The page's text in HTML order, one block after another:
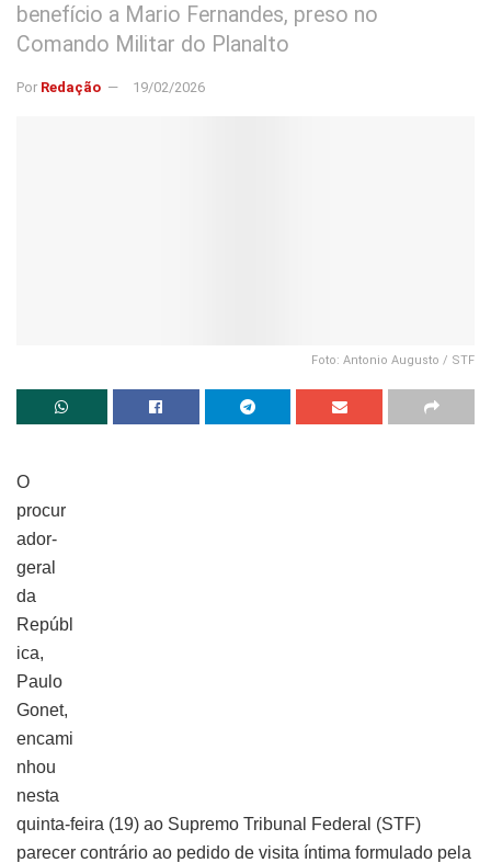
benefício a Mario Fernandes, preso no
Comando Militar do Planalto
Por Redação 19/02/2026
Foto: Antonio Augusto / STF
O
procur
ador-
geral
da
Repúbl
ica,
Paulo
Gonet,
encami
nhou
nesta
quinta-feira (19) ao Supremo Tribunal Federal (STF)
parecer contrário ao pedido de visita íntima formulado pela